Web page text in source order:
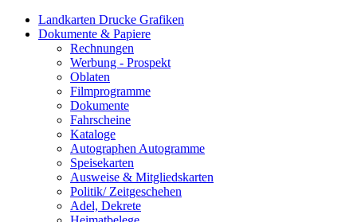
Landkarten Drucke Grafiken
Dokumente & Papiere
Rechnungen
Werbung - Prospekt
Oblaten
Filmprogramme
Dokumente
Fahrscheine
Kataloge
Autographen Autogramme
Speisekarten
Ausweise & Mitgliedskarten
Politik/ Zeitgeschehen
Adel, Dekrete